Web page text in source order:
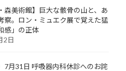
森美術館】巨大な骸骨の山と、あ
察。ロン・ミュエク展で覚えた猛
感」の正体
2日
7月31日 呼吸器内科休診へのお詫